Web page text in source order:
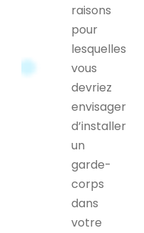
raisons
pour
lesquelles
vous
devriez
envisager
d’installer
un
garde-
corps
dans
votre